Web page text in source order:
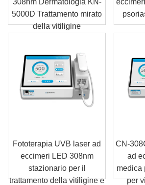
5000D Trattamento mirato
della vitiligine
Fototerapia UVB laser ad
eccimeri LED 308nm
stazionario per il
trattamento della vitiligine e
CN-
ad
medica
per